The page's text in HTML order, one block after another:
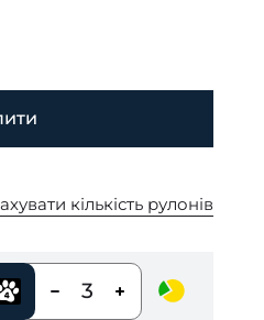
кількість рулонів
3